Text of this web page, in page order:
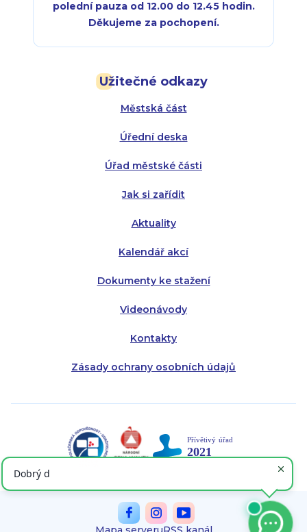
Užitečné odkazy
Městská část
Úřední deska
Úřad městské části
Jak si zařídit
Aktuality
Kalendář akcí
Dokumenty ke stažení
Videonávody
Kontakty
Zásady ochrany osobních údajů
polední pauza od 12.00 do 12.45 hodin.
Děkujeme za pochopení.
Úterý:
Středa:
Čtvrtek:
Pátek:
Úterý:
Středa:
Čtvrtek: